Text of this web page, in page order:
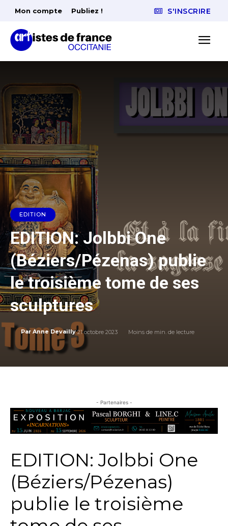
Mon compte Publiez ! S'INSCRIRE
EDITION
EDITION: Jolbbi One
(Béziers/Pézenas) publie
le troisième tome de ses
sculptures
Par Anne Devailly 21 octobre 2023 Moins de min. de lecture
- Partenaires -
EDITION: Jolbbi One
(Béziers/Pézenas)
publie le troisième